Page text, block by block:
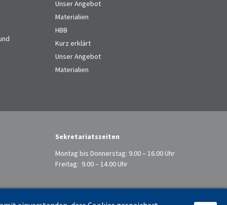
Unser Angebot
Materialien
HBB
Kurz erklärt
Unser Angebot
Materialien
Sekretariatszeiten
Montag bis Donnerstag: 9.00 – 16.00 Uhr
Freitag: 9.00 – 14.00 Uhr